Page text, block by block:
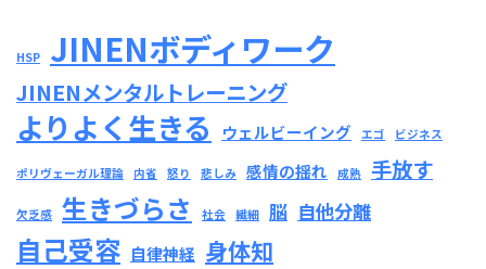
HSP JINENボディワーク
JINENメンタルトレーニング
よりよく生きる ウェルビーイング エゴ ビジネス
ポリヴェーガル理論 内省 怒り 悲しみ 感情の揺れ 成熟 手放す
欠乏感 生きづらさ 社会 繊細 脳 自他分離
自己受容 自律神経 身体知